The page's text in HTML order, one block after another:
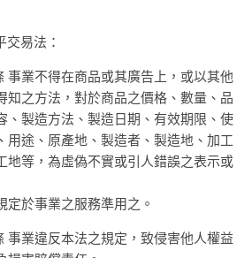
交易法：
事業不得在商品或其廣告上，或以其他
知之方法，對於商品之價格、數量、品
、製造方法、製造日期、有效期限、使
用途、原產地、製造者、製造地、加工
地等，為虛偽不實或引人錯誤之表示或
定於事業之服務準用之。
事業違反本法之規定，致侵害他人權益